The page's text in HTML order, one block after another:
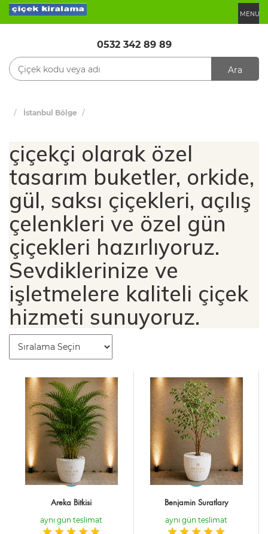
MENU
0532 342 89 89
Ara
İstanbul Bölge
çiçekçi olarak özel
tasarım buketler, orkide,
gül, saksı çiçekleri, açılış
çelenkleri ve özel gün
çiçekleri hazırlıyoruz.
Sevdiklerinize ve
işletmelere kaliteli çiçek
hizmeti sunuyoruz.
Areka Bitkisi
aynı gün teslimat
Benjamin Suratlary
aynı gün teslimat